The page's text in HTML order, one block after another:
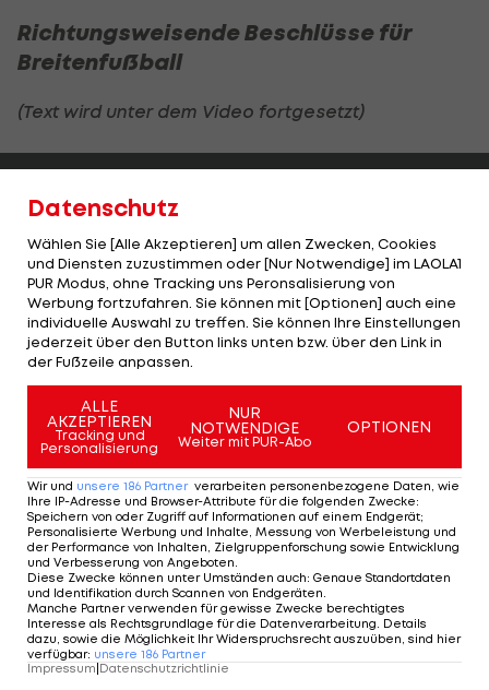
Richtungsweisende Beschlüsse für
Breitenfußball
(Text wird unter dem Video fortgesetzt)
die Krise
ÖFB-Präsident Leo Windtner blickte ebenfalls
optimistisch in die Zukunft, lobte die
Zusammenarbeit aller Beteiligten und sprach von
einem "effizienten Doppelpass mit den Ministern
und den Damen und Herren der Beamtenschaft".
Die getroffenen Beschlüsse für die Bundesliga als
"Flaggschiff des Klubfußballs in Österreich"
(Windtner) sollen für den Breitenfußball und
andere Mannschaftssportarten richtungsweisend
sein. "Damit könnte ein Role Model entwickelt
werden, das auch für andere Sportarten und
Gesellschaftsbereiche anwendbar ist", meinte der
Datenschutz
Wählen Sie [Alle Akzeptieren] um allen Zwecken, Cookies
und Diensten zuzustimmen oder [Nur Notwendige] im LAOLA1
PUR Modus, ohne Tracking uns Peronsalisierung von
Werbung fortzufahren. Sie können mit [Optionen] auch eine
individuelle Auswahl zu treffen. Sie können Ihre Einstellungen
jederzeit über den Button links unten bzw. über den Link in
der Fußzeile anpassen.
ALLE
AKZEPTIEREN
Tracking und
Personalisierung
NUR
NOTWENDIGE
Weiter mit PUR-Abo
OPTIONEN
Wir und unsere 186 Partner verarbeiten personenbezogene Daten, wie
Ihre IP-Adresse und Browser-Attribute für die folgenden Zwecke:
Speichern von oder Zugriff auf Informationen auf einem Endgerät;
Personalisierte Werbung und Inhalte, Messung von Werbeleistung und
der Performance von Inhalten, Zielgruppenforschung sowie Entwicklung
und Verbesserung von Angeboten
Diese Zwecke können unter Umständen auch: Genaue Standortdaten
und Identifikation durch Scannen von Endgeräten
Manche Partner verwenden für gewisse Zwecke berechtigtes
Interesse als Rechtsgrundlage für die Datenverarbeitung. Details
dazu, sowie die Möglichkeit Ihr Widerspruchsrecht auszuüben, sind hier
verfügbar: unsere 186 Partner
Impressum|Datenschutzrichtlinie